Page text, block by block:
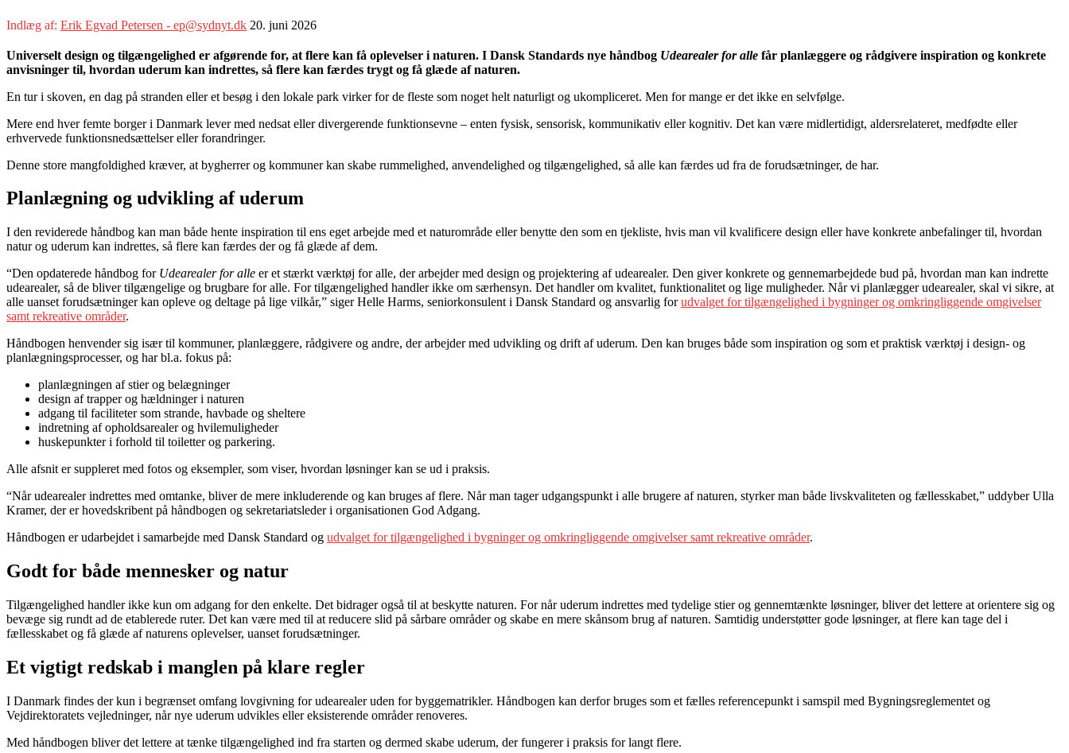
Indlæg af: Erik Egvad Petersen - ep@sydnyt.dk 20. juni 2026
Universelt design og tilgængelighed er afgørende for, at flere kan få oplevelser i naturen. I Dansk Standards nye håndbog Udearealer for alle får planlæggere og rådgivere inspiration og konkrete
anvisninger til, hvordan uderum kan indrettes, så flere kan færdes trygt og få glæde af naturen.
En tur i skoven, en dag på stranden eller et besøg i den lokale park virker for de fleste som noget helt naturligt og ukompliceret. Men for mange er det ikke en selvfølge.
Mere end hver femte borger i Danmark lever med nedsat eller divergerende funktionsevne – enten fysisk, sensorisk, kommunikativ eller kognitiv. Det kan være midlertidigt, aldersrelateret, medfødte eller
erhvervede funktionsnedsættelser eller forandringer.
Denne store mangfoldighed kræver, at bygherrer og kommuner kan skabe rummelighed, anvendelighed og tilgængelighed, så alle kan færdes ud fra de forudsætninger, de har.
Planlægning og udvikling af uderum
I den reviderede håndbog kan man både hente inspiration til ens eget arbejde med et naturområde eller benytte den som en tjekliste, hvis man vil kvalificere design eller have konkrete anbefalinger til, hvordan
natur og uderum kan indrettes, så flere kan færdes der og få glæde af dem.
“Den opdaterede håndbog for Udearealer for alle er et stærkt værktøj for alle, der arbejder med design og projektering af udearealer. Den giver konkrete og gennemarbejdede bud på, hvordan man kan indrette
udearealer, så de bliver tilgængelige og brugbare for alle. For tilgængelighed handler ikke om særhensyn. Det handler om kvalitet, funktionalitet og lige muligheder. Når vi planlægger udearealer, skal vi sikre, at
alle uanset forudsætninger kan opleve og deltage på lige vilkår,” siger Helle Harms, seniorkonsulent i Dansk Standard og ansvarlig forudvalget for tilgængelighed i bygninger og omkringliggende omgivelser
samt rekreative områder.
Håndbogen henvender sig især til kommuner, planlæggere, rådgivere og andre, der arbejder med udvikling og drift af uderum. Den kan bruges både som inspiration og som et praktisk værktøj i design- og
planlægningsprocesser, og har bl.a. fokus på:
planlægningen af stier og belægninger
design af trapper og hældninger i naturen
adgang til faciliteter som strande, havbade og sheltere
indretning af opholdsarealer og hvilemuligheder
huskepunkter i forhold til toiletter og parkering.
Alle afsnit er suppleret med fotos og eksempler, som viser, hvordan løsninger kan se ud i praksis.
“Når udearealer indrettes med omtanke, bliver de mere inkluderende og kan bruges af flere. Når man tager udgangspunkt i alle brugere af naturen, styrker man både livskvaliteten og fællesskabet,” uddyber Ulla
Kramer, der er hovedskribent på håndbogen og sekretariatsleder i organisationen God Adgang.
Håndbogen er udarbejdet i samarbejde med Dansk Standard og udvalget for tilgængelighed i bygninger og omkringliggende omgivelser samt rekreative områder.
Godt for både mennesker og natur
Tilgængelighed handler ikke kun om adgang for den enkelte. Det bidrager også til at beskytte naturen. For når uderum indrettes med tydelige stier og gennemtænkte løsninger, bliver det lettere at orientere sig og
bevæge sig rundt ad de etablerede ruter. Det kan være med til at reducere slid på sårbare områder og skabe en mere skånsom brug af naturen. Samtidig understøtter gode løsninger, at flere kan tage del i
fællesskabet og få glæde af naturens oplevelser, uanset forudsætninger.
Et vigtigt redskab i manglen på klare regler
I Danmark findes der kun i begrænset omfang lovgivning for udearealer uden for byggematrikler. Håndbogen kan derfor bruges som et fælles referencepunkt i samspil med Bygningsreglementet og
Vejdirektoratets vejledninger, når nye uderum udvikles eller eksisterende områder renoveres.
Med håndbogen bliver det lettere at tænke tilgængelighed ind fra starten og dermed skabe uderum, der fungerer i praksis for langt flere.